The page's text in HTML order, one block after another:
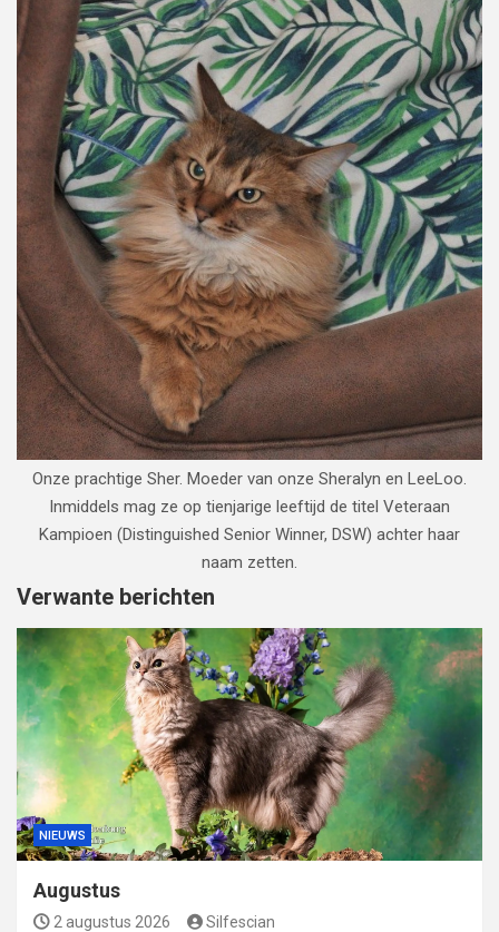
Onze prachtige Sher. Moeder van onze Sheralyn en LeeLoo.
Inmiddels mag ze op tienjarige leeftijd de titel Veteraan
Kampioen (Distinguished Senior Winner, DSW) achter haar
naam zetten.
Verwante berichten
NIEUWS
Augustus
2 augustus 2026 Silfescian